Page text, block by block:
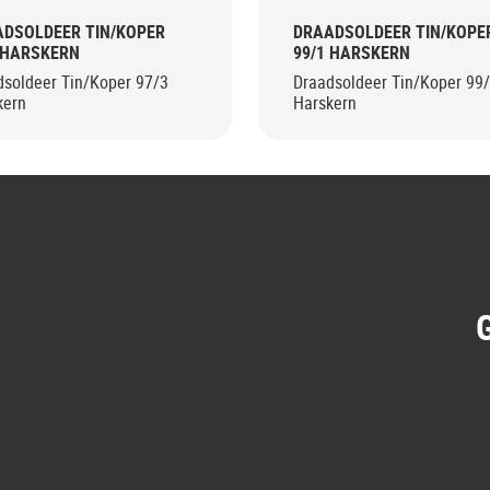
TIN/KOPER
Tin/Koper 97/3
DRAADSOLDEER TIN/
99/1 HARSKERN
Draadsoldeer Tin/Koper
Harskern